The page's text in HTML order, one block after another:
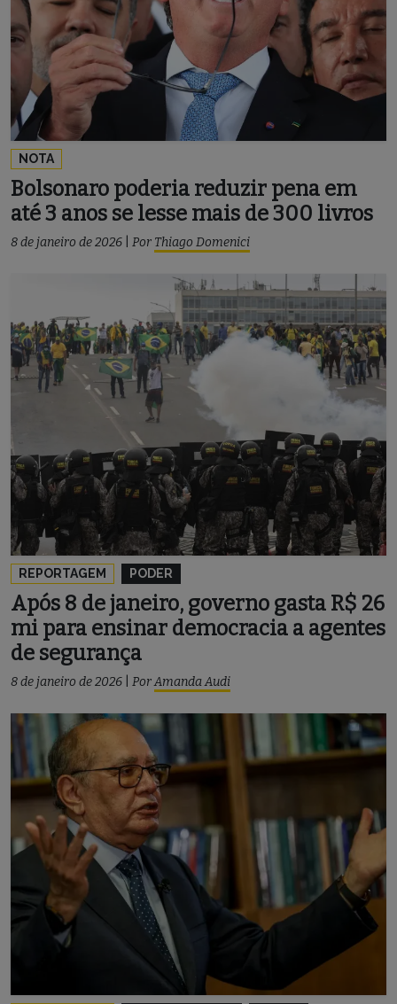
NOTA
Bolsonaro poderia reduzir pena em
até 3 anos se lesse mais de 300 livros
8 de janeiro de 2026 Por Thiago Domenici
REPORTAGEM PODER
Após 8 de janeiro, governo gasta R$ 26
mi para ensinar democracia a agentes
de segurança
8 de janeiro de 2026 PorAmanda Audi